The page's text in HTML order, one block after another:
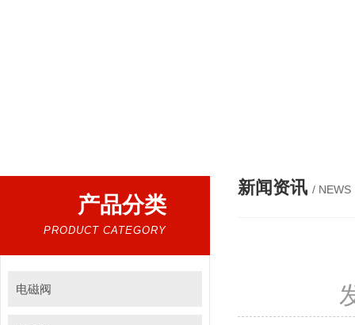
产品分类
PRODUCT CATEGORY
电磁阀
新闻资讯 / NEWS